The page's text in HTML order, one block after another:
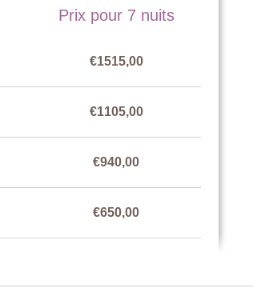
Prix pour 7 nuits
€1515,00
€1105,00
€940,00
€650,00